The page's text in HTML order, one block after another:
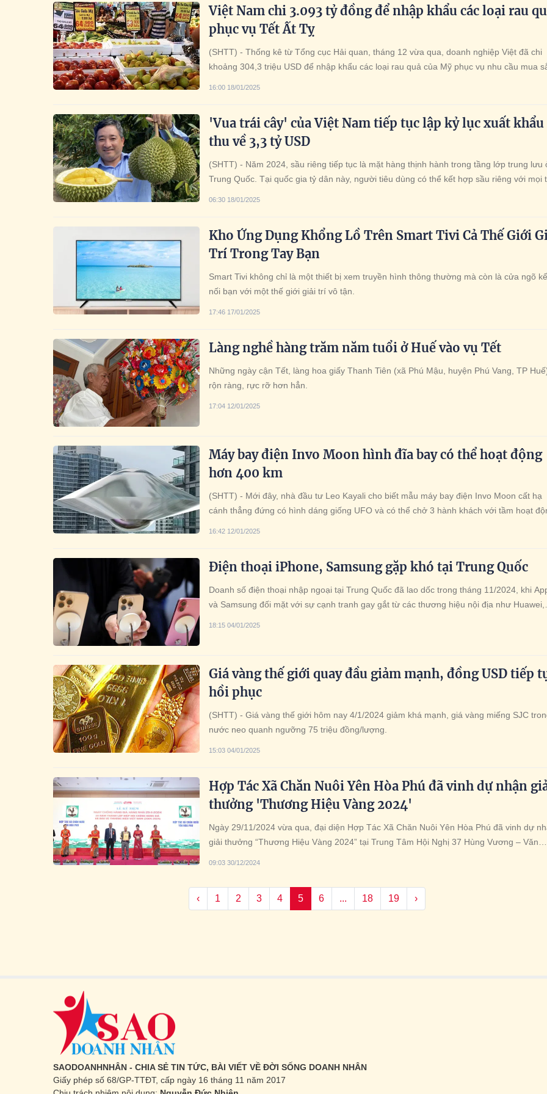
Việt Nam chi 3.093 tỷ đồng để nhập khẩu các loại rau
phục vụ Tết Ất Tỵ
(SHTT) - Thống kê từ Tổng cục Hải quan, tháng 12 vừa qua, doanh nghiệp Việt đã chi
khoảng 304,3 triệu USD để nhập khẩu các loại rau quả của Mỹ phục vụ nhu cầu mua
16:00 18/01/2025
'Vua trái cây' của Việt Nam tiếp tục lập kỷ lục xuất khẩu
thu về 3,3 tỷ USD
(SHTT) - Năm 2024, sầu riêng tiếp tục là mặt hàng thịnh hành trong tầng lớp trung lưu
Trung Quốc. Tại quốc gia tỷ dân này, người tiêu dùng có thể kết hợp sầu riêng với mọi
06:30 18/01/2025
Kho Ứng Dụng Khổng Lồ Trên Smart Tivi Cả Thế Giới
Trí Trong Tay Bạn
Smart Tivi không chỉ là một thiết bị xem truyền hình thông thường mà còn là cửa ngõ
nối bạn với một thế giới giải trí vô tận.
17:46 17/01/2025
Làng nghề hàng trăm năm tuổi ở Huế vào vụ Tết
Những ngày cận Tết, làng hoa giấy Thanh Tiên (xã Phú Mậu, huyện Phú Vang, TP
rộn ràng, rực rỡ hơn hẳn.
17:04 12/01/2025
Máy bay điện Invo Moon hình đĩa bay có thể hoạt động
hơn 400 km
(SHTT) - Mới đây, nhà đầu tư Leo Kayali cho biết mẫu máy bay điện Invo Moon cất hạ
cánh thẳng đứng có hình dáng giống UFO và có thể chở 3 hành khách với tầm hoạt
16:42 12/01/2025
Điện thoại iPhone, Samsung gặp khó tại Trung Quốc
Doanh số điện thoại nhập ngoại tại Trung Quốc đã lao dốc trong tháng 11/2024, khi
và Samsung đối mặt với sự cạnh tranh gay gắt từ các thương hiệu nội địa như Huawei,
18:15 04/01/2025
Giá vàng thế giới quay đầu giảm mạnh, đồng USD tiếp
hồi phục
(SHTT) - Giá vàng thế giới hôm nay 4/1/2024 giảm khá mạnh, giá vàng miếng SJC
nước neo quanh ngưỡng 75 triệu đồng/lượng.
15:03 04/01/2025
Hợp Tác Xã Chăn Nuôi Yên Hòa Phú đã vinh dự nhận
thưởng 'Thương Hiệu Vàng 2024'
Ngày 29/11/2024 vừa qua, đại diện Hợp Tác Xã Chăn Nuôi Yên Hòa Phú đã vinh dự
giải thưởng “Thương Hiệu Vàng 2024” tại Trung Tâm Hội Nghị 37 Hùng Vương – Văn
09:03 30/12/2024
‹ 1 2 3 4 5 6 ... 18 19 ›
SAODOANHNHÂN - CHIA SẺ TIN TỨC, BÀI VIẾT VỀ ĐỜI SỐNG DOANH NHÂN
Giấy phép số 68/GP-TTĐT, cấp ngày 16 tháng 11 năm 2017